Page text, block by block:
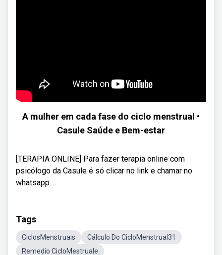
A mulher em cada fase do ciclo menstrual •
Casule Saúde e Bem-estar
[TERAPIA ONLINE] Para fazer terapia online com
psicólogo da Casule é só clicar no link e chamar no
whatsapp ...
Tags
CiclosMenstruais
Cálculo Do CicloMenstrual31
Remedio CicloMestruale